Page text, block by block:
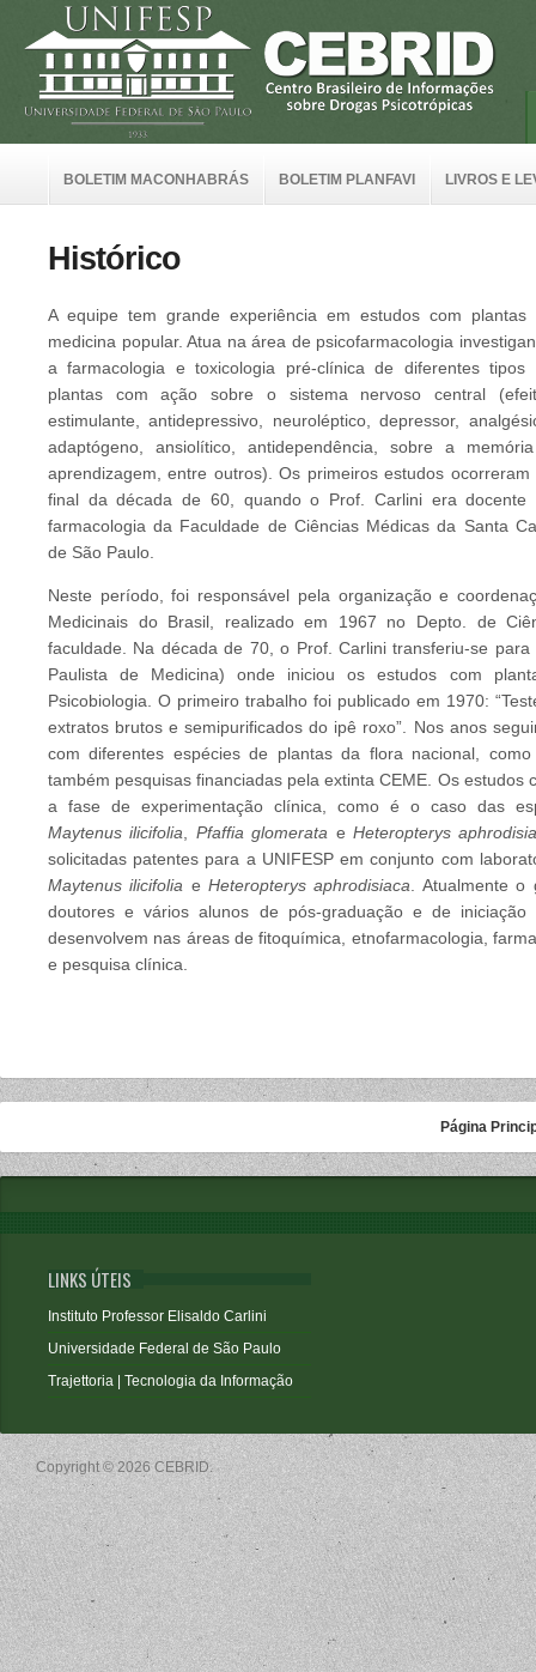
BOLETIM MACONHABRÁS BOLETIM PLANFAVI LIVROS E
Histórico
A equipe tem grande experiência em estudos com plantas
medicina popular. Atua na área de psicofarmacologia
a farmacologia e toxicologia pré-clínica de diferentes tipos
plantas com ação sobre o sistema nervoso central
estimulante, antidepressivo, neuroléptico, depressor,
adaptógeno, ansiolítico, antidependência, sobre a
aprendizagem, entre outros). Os primeiros estudos ocorreram
final da década de 60, quando o Prof. Carlini era docente
farmacologia da Faculdade de Ciências Médicas da Santa
de São Paulo.
Neste período, foi responsável pela organização e
Medicinais do Brasil, realizado em 1967 no Depto. de
faculdade. Na década de 70, o Prof. Carlini transferiu-se
Paulista de Medicina) onde iniciou os estudos com
Psicobiologia. O primeiro trabalho foi publicado em 1970:
extratos brutos e semipurificados do ipê roxo”. Nos anos
com diferentes espécies de plantas da flora nacional,
também pesquisas financiadas pela extinta CEME. Os estudos
a fase de experimentação clínica, como é o caso das
Maytenus ilicifolia
Pfaffia glomerata eHeteropterys
solicitadas patentes para a UNIFESP em conjunto com
Maytenus ilicifolia eHeteropterys aphrodisiaca . Atualmente
doutores e vários alunos de pós-graduação e de iniciação
desenvolvem nas áreas de fitoquímica, etnofarmacologia,
e pesquisa clínica.
Página
LINKS ÚTEIS
Instituto Professor Elisaldo Carlini
Universidade Federal de São Paulo
Trajettoria | Tecnologia da Informação
Copyright © 2026 CEBRID.